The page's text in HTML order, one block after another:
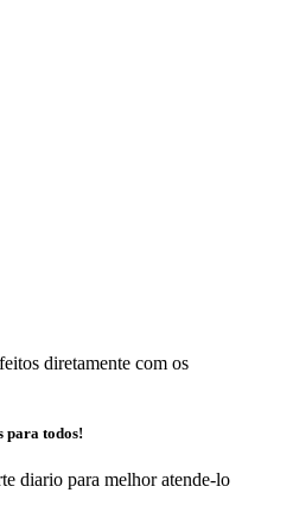
diretamente com os
para todos!
diario para melhor atende-lo